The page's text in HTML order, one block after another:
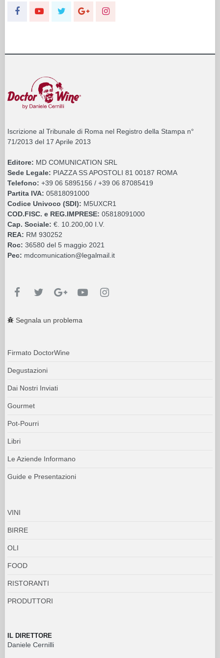
Iscrizione al Tribunale di Roma nel Registro della Stampa n°
71/2013 del 17 Aprile 2013
Editore: MD COMUNICATION SRL
Sede Legale: PIAZZA SS APOSTOLI 81 00187 ROMA
Telefono: +39 06 5895156 / +39 06 87085419
Partita IVA: 05818091000
Codice Univoco (SDI): M5UXCR1
COD.FISC. e REG.IMPRESE: 05818091000
Cap. Sociale: €. 10.200,00 I.V.
REA: RM 930252
Roc: 36580 del 5 maggio 2021
Pec: mdcomunication@legalmail.it
Segnala un problema
Firmato DoctorWine
Degustazioni
Dai Nostri Inviati
Gourmet
Pot-Pourri
Libri
Le Aziende Informano
Guide e Presentazioni
VINI
BIRRE
OLI
FOOD
RISTORANTI
PRODUTTORI
IL DIRETTORE
Daniele Cernilli